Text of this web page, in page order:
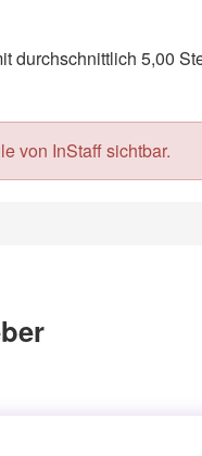
durchschnittlich 5,00
von InStaff sichtbar.